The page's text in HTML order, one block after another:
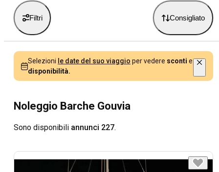
Filtri Consigliato
Selezioni le date del suo viaggio per vedere sconti e
disponibilità.
Noleggio Barche Gouvia
Sono disponibili annunci 227.